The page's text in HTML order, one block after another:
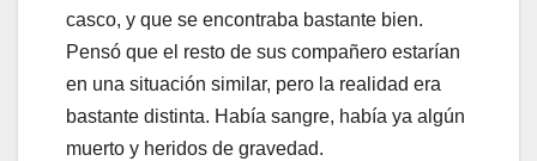
casco, y que se encontraba bastante bien.
Pensó que el resto de sus compañero estarían
en una situación similar, pero la realidad era
bastante distinta. Había sangre, había ya algún
muerto y heridos de gravedad.